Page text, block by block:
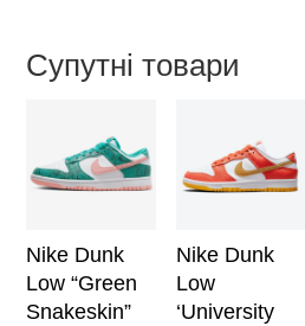
кількість
Супутні товари
Nike Dunk
Low “Green
Snakeskin”
Nike Dunk
Low
‘University